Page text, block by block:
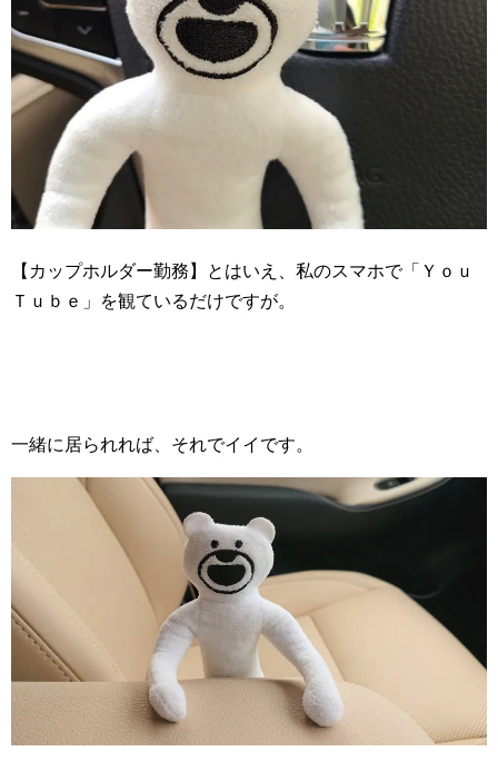
【カップホルダー勤務】とはいえ、私のスマホで「Ｙｏｕ
Ｔｕｂｅ」を観ているだけですが。
一緒に居られれば、それでイイです。